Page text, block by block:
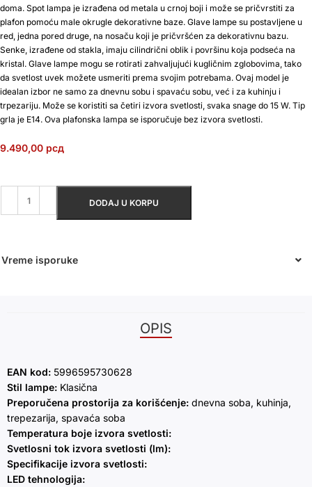
doma. Spot lampa je izrađena od metala u crnoj boji i može se pričvrstiti za
plafon pomoću male okrugle dekorativne baze. Glave lampe su postavljene u
red, jedna pored druge, na nosaču koji je pričvršćen za dekorativnu bazu.
Senke, izrađene od stakla, imaju cilindrični oblik i površinu koja podseća na
kristal. Glave lampe mogu se rotirati zahvaljujući kugličnim zglobovima, tako
da svetlost uvek možete usmeriti prema svojim potrebama. Ovaj model je
idealan izbor ne samo za dnevnu sobu i spavaću sobu, već i za kuhinju i
trpezariju. Može se koristiti sa četiri izvora svetlosti, svaka snage do 15 W. Tip
grla je E14. Ova plafonska lampa se isporučuje bez izvora svetlosti.
9.490,00 рсд
DODAJ U KORPU
Vreme isporuke
OPIS
EAN kod: 5996595730628
Stil lampe: Klasična
Preporučena prostorija za korišćenje: dnevna soba, kuhinja,
trepezarija, spavaća soba
Temperatura boje izvora svetlosti:
Svetlosni tok izvora svetlosti (lm):
Specifikacije izvora svetlosti:
LED tehnologija: